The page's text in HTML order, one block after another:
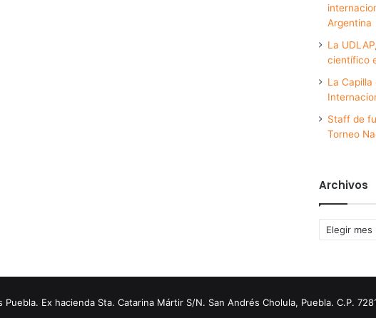
Argentina
La
científico
La Capilla
Staff de
Torneo
Archivos
Archivos
Ex hacienda Sta. Catarina Mártir S/N. San Andrés Cholula, Puebla. C.P.